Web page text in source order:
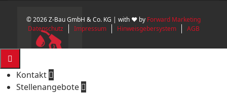
© 2026 Z-Bau GmbH & Co. KG | with ♥ by Forward Marketing
Datenschutz
Impressum Hinweisgebersystem AGB

Kontakt 
Stellenangebote 